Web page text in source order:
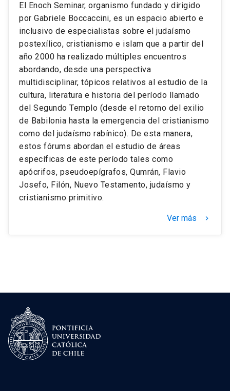
El Enoch Seminar, organismo fundado y dirigido
por Gabriele Boccaccini, es un espacio abierto e
inclusivo de especialistas sobre el judaísmo
postexílico, cristianismo e islam que a partir del
año 2000 ha realizado múltiples encuentros
abordando, desde una perspectiva
multidisciplinar, tópicos relativos al estudio de la
cultura, literatura e historia del período llamado
del Segundo Templo (desde el retorno del exilio
de Babilonia hasta la emergencia del cristianismo
como del judaísmo rabínico). De esta manera,
estos fórums abordan el estudio de áreas
específicas de este período tales como
apócrifos, pseudoepígrafos, Qumrán, Flavio
Josefo, Filón, Nuevo Testamento, judaísmo y
cristianismo primitivo.
Ver más keyboard_arrow_right